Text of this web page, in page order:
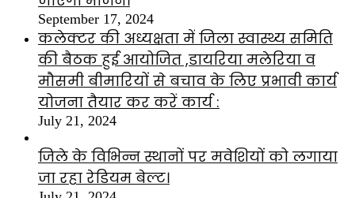
September 17, 2024
कलेक्टर की अध्यक्षता में जिला स्वास्थ्य समिति
की बैठक हुई आयोजित ,डायरिया मलेरिया व
मौसमी बीमारियों से बचाव के लिए प्रभावी कार्य
योजना तैयार कर करें कार्य :
July 21, 2024
जिले के विभिन्न स्थानों पर मवेशियों को लगाया
जा रहा रेडियम बेल्ट।